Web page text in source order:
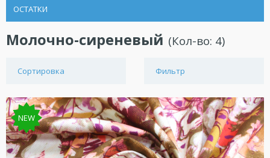
ОСТАТКИ
Молочно-сиреневый (Кол-во: 4)
Сортировка Фильтр
NEW